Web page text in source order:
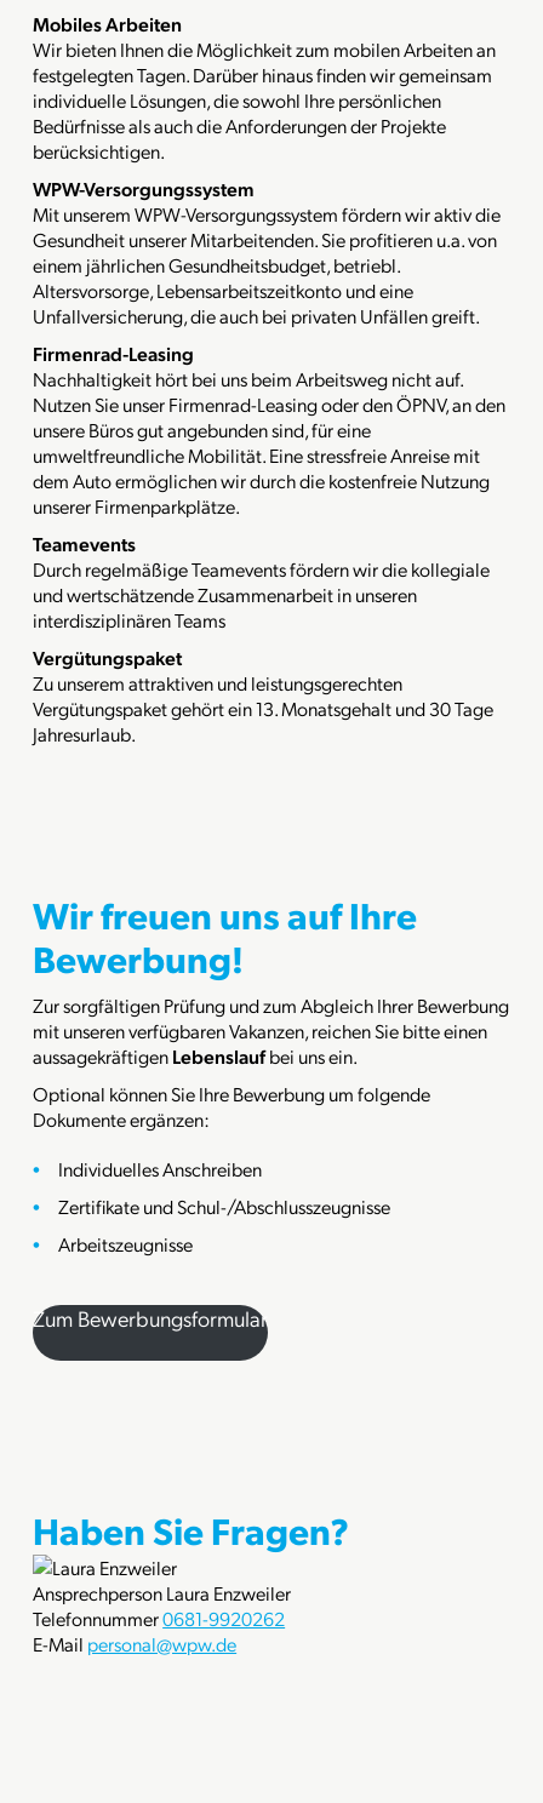
Mobiles Arbeiten
Wir bieten Ihnen die Möglichkeit zum mobilen Arbeiten an
festgelegten Tagen. Darüber hinaus finden wir gemeinsam
individuelle Lösungen, die sowohl Ihre persönlichen
Bedürfnisse als auch die Anforderungen der Projekte
berücksichtigen.
WPW-Versorgungssystem
Mit unserem WPW-Versorgungssystem fördern wir aktiv die
Gesundheit unserer Mitarbeitenden. Sie profitieren u.a. von
einem jährlichen Gesundheitsbudget, betriebl.
Altersvorsorge, Lebensarbeitszeitkonto und eine
Unfallversicherung, die auch bei privaten Unfällen greift.
Firmenrad-Leasing
Nachhaltigkeit hört bei uns beim Arbeitsweg nicht auf.
Nutzen Sie unser Firmenrad-Leasing oder den ÖPNV, an den
unsere Büros gut angebunden sind, für eine
umweltfreundliche Mobilität. Eine stressfreie Anreise mit
dem Auto ermöglichen wir durch die kostenfreie Nutzung
unserer Firmenparkplätze.
Teamevents
Durch regelmäßige Teamevents fördern wir die kollegiale
und wertschätzende Zusammenarbeit in unseren
interdisziplinären Teams
Vergütungspaket
Zu unserem attraktiven und leistungsgerechten
Vergütungspaket gehört ein 13. Monatsgehalt und 30 Tage
Jahresurlaub.
Wir freuen uns auf Ihre
Bewerbung!
Zur sorgfältigen Prüfung und zum Abgleich Ihrer Bewerbung
mit unseren verfügbaren Vakanzen, reichen Sie bitte einen
aussagekräftigenLebenslaufbei uns ein.
Optional können Sie Ihre Bewerbung um folgende
Dokumente ergänzen:
Individuelles Anschreiben
Zertifikate und Schul-/Abschlusszeugnisse
Arbeitszeugnisse
Zum Bewerbungsformular
Haben Sie Fragen?
AnsprechpersonLaura Enzweiler
Telefonnummer0681-9920262
E-Mail personal@wpw.de